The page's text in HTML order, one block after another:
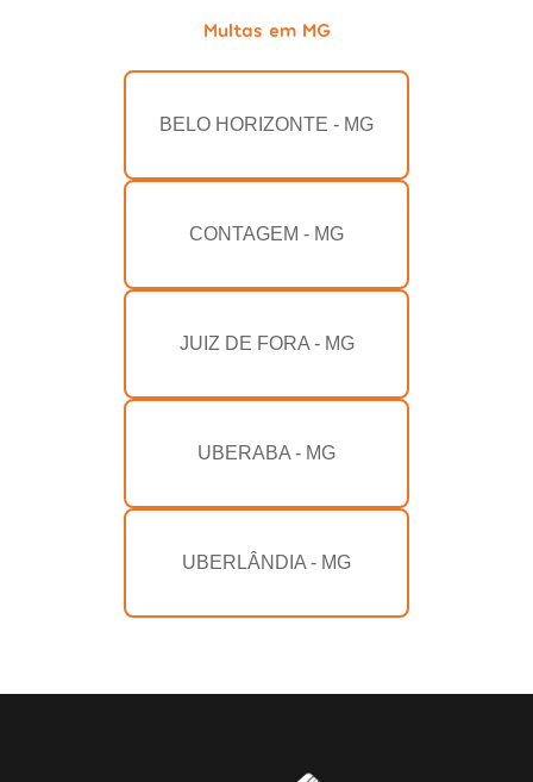
Multas em MG
BELO HORIZONTE - MG
CONTAGEM - MG
JUIZ DE FORA - MG
UBERABA - MG
UBERLÂNDIA - MG